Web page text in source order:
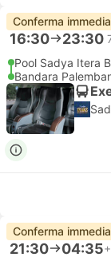
Conferma
16:30 23:30
Pool Sadya Itera
Bandara
Conferma
21:30 04:35